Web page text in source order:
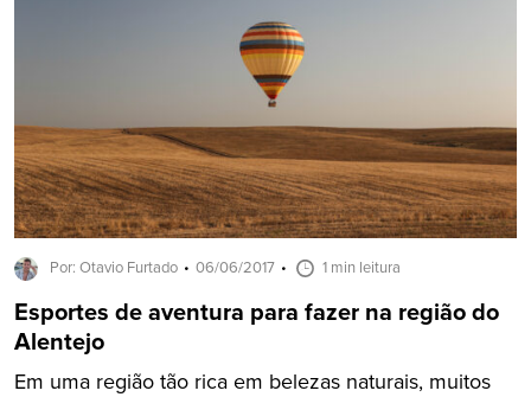
Por: Otavio Furtado 06/06/2017 1 min leitura
Esportes de aventura para fazer na região do
Alentejo
Em uma região tão rica em belezas naturais, muitos